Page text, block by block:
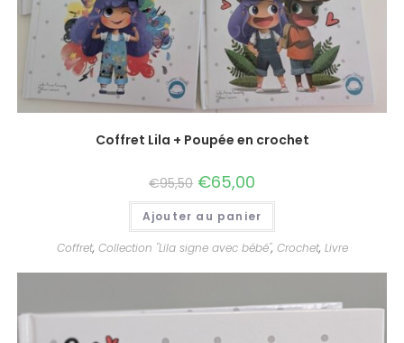
Coffret Lila + Poupée en crochet
€95,50 €65,00
Ajouter au panier
Coffret, Collection "Lila signe avec bébé", Crochet, Livre